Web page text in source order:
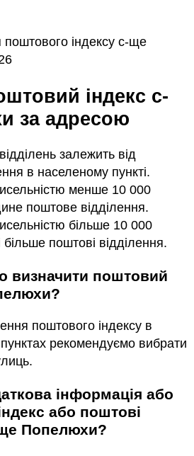
індексу с-ще
за адресою
залежить від
в населеному пункті.
менше 10 000
поштове відділення.
більше 10 000
поштові відділення.
поштового індексу в
рекомендуємо вибрати
або поштові
Попелюхи?